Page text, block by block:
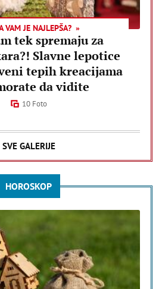
VAM JE NAJLEPŠA?
tek spremaju za
Slavne lepotice
tepih kreacijama
da vidite
10 Foto
SVE GALERIJE
HOROSKOP